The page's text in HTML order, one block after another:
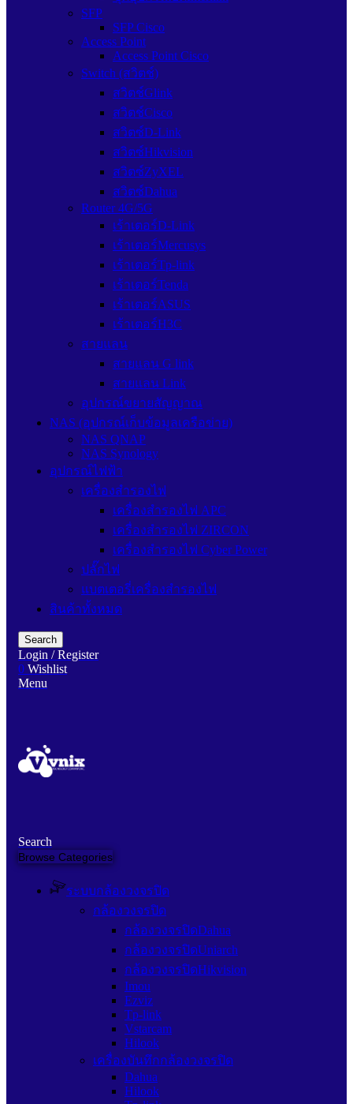
SFP
SFP Cisco
Access Point
Access Point Cisco
Switch (สวิตช์)
สวิตช์Glink
สวิตช์Cisco
สวิตซ์D-Link
สวิตซ์Hikvision
สวิตซ์ZyXEL
สวิตซ์Dahua
Router 4G/5G
เร้าเตอร์D-Link
เร้าเตอร์Mercusys
เร้าเตอร์Tp-link
เร้าเตอร์Tenda
เร้าเตอร์ASUS
เร้าเตอร์H3C
สายแลน
สายแลน G link
สายแลน Link
อุปกรณ์ขยายสัญญาณ
NAS (อุปกรณ์เก็บข้อมูลเครือข่าย)
NAS QNAP
NAS Synology
อุปกรณ์ไฟฟ้า
เครื่องสำรองไฟ
เครื่องสำรองไฟ APC
เครื่องสำรองไฟ ZIRCON
เครื่องสำรองไฟ Cyber Power
ปลั๊กไฟ
แบตเตอรี่เครื่องสำรองไฟ
สินค้าทั้งหมด
Search
Login / Register
0 Wishlist
Menu
Search
Browse Categories
ระบบกล้องวงจรปิด
กล้องวงจรปิด
กล้องวงจรปิดDahua
กล้องวงจรปิดUniarch
กล้องวงจรปิดHikvision
Imou
Ezviz
Tp-link
Vstarcam
Hilook
เครื่องบันทึกกล้องวงจรปิด
Dahua
Hilook